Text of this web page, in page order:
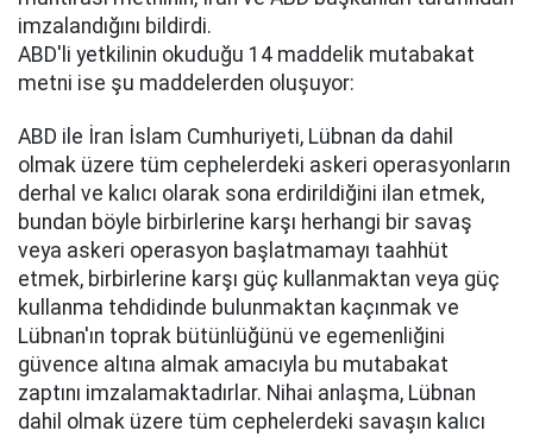
imzalandığını bildirdi.
ABD'li yetkilinin okuduğu 14 maddelik mutabakat
metni ise şu maddelerden oluşuyor:
ABD ile İran İslam Cumhuriyeti, Lübnan da dahil
olmak üzere tüm cephelerdeki askeri operasyonların
derhal ve kalıcı olarak sona erdirildiğini ilan etmek,
bundan böyle birbirlerine karşı herhangi bir savaş
veya askeri operasyon başlatmamayı taahhüt
etmek, birbirlerine karşı güç kullanmaktan veya güç
kullanma tehdidinde bulunmaktan kaçınmak ve
Lübnan'ın toprak bütünlüğünü ve egemenliğini
güvence altına almak amacıyla bu mutabakat
zaptını imzalamaktadırlar. Nihai anlaşma, Lübnan
dahil olmak üzere tüm cephelerdeki savaşın kalıcı